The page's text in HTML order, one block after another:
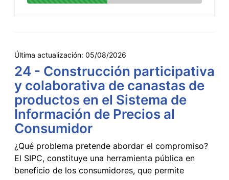
Última actualización: 05/08/2026
24 - Construcción participativa
y colaborativa de canastas de
productos en el Sistema de
Información de Precios al
Consumidor
¿Qué problema pretende abordar el compromiso?
El SIPC, constituye una herramienta pública en
beneficio de los consumidores, que permite